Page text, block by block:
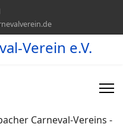
Carneval-Vereins -